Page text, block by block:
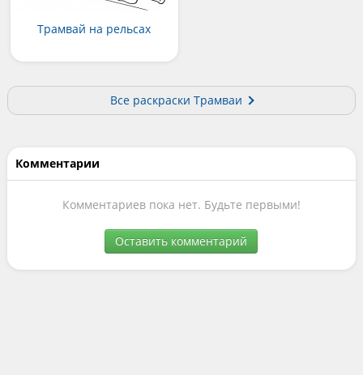
Трамвай на рельсах
Все раскраски Трамваи
Комментарии
Комментариев пока нет. Будьте первыми!
Оставить комментарий